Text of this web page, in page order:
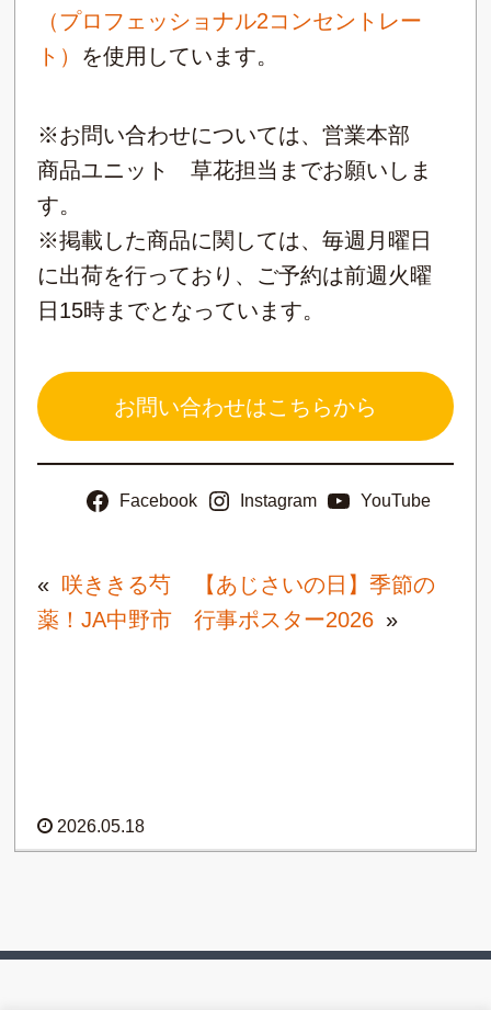
（プロフェッショナル2コンセントレー
ト） を使用しています。
※お問い合わせについては、営業本部
商品ユニット 草花担当までお願いしま
す。
※掲載した商品に関しては、毎週月曜日
に出荷を行っており、ご予約は前週火曜
日15時までとなっています。
お問い合わせはこちらから
Facebook Instagram YouTube
« 咲ききる芍
薬！JA中野市
【あじさいの日】季節の
行事ポスター2026 »
2026.05.18